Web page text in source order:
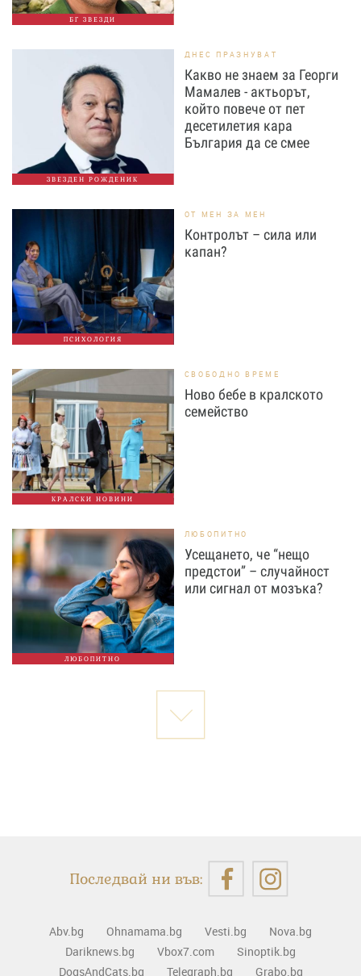
БГ ЗВЕЗДИ
ЗВЕЗДЕН РОЖДЕНИК
ДНЕС ПРАЗНУВАТ
Какво не знаем за Георги
Мамалев - актьорът,
който повече от пет
десетилетия кара
България да се смее
ПСИХОЛОГИЯ
ОТ МЕН ЗА МЕН
Контролът – сила или
капан?
КРАЛСКИ НОВИНИ
СВОБОДНО ВРЕМЕ
Ново бебе в кралското
семейство
ЛЮБОПИТНО
ЛЮБОПИТНО
Усещането, че “нещо
предстои” – случайност
или сигнал от мозъка?
Последвай ни във:
Abv.bg Ohnamama.bg Vesti.bg
Nova.bg
Dariknews.bg
Vbox7.com
Sinoptik.bg
DogsAndCats.bg
Telegraph.bg Grabo.bg